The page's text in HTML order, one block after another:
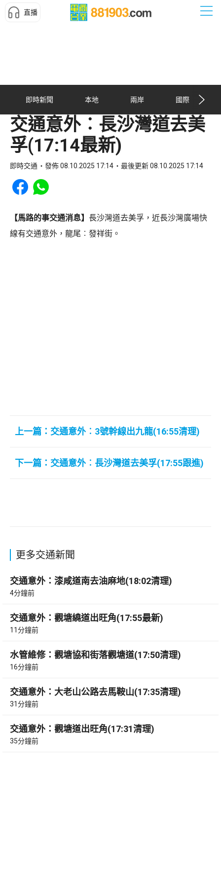
直播
即時新聞 本地 兩岸 國際
交通意外︰長沙灣道去美
孚(17:14最新)
即時交通 發佈 08.10.2025 17:14 最後更新 08.10.2025 17:14
Share to Facebook
Share to WhatsApp
【馬路的事交通消息】 長沙灣道去美孚，近長沙灣廣場快
線有交通意外，龍尾︰發祥街。
上一篇：交通意外︰3號幹線出九龍(16:55清理)
下一篇：交通意外︰長沙灣道去美孚(17:55跟進)
更多交通新聞
交通意外：漆咸道南去油麻地(18:02清理)
4分鐘前
交通意外：觀塘繞道出旺角(17:55最新)
11分鐘前
水管維修：觀塘協和街落觀塘道(17:50清理)
16分鐘前
交通意外：大老山公路去馬鞍山(17:35清理)
31分鐘前
交通意外：觀塘道出旺角(17:31清理)
35分鐘前